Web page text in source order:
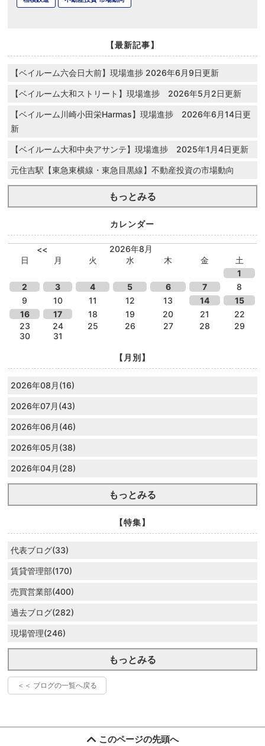
【最新記事】
【ベイルーム六会日大前】現場進捗 2026年6月9日更新
【ベイルーム大和ストリート】現場進捗 2026年5月2日更新
【ベイルーム川崎小田栄Harmas】現場進捗 2026年6月14日更
新
【ベイルーム大和中央アサンテ】現場進捗 2025年1月4日更新
元住吉駅【東急東横線・東急目黒線】不動産投資の市場動向
もっとみる
カレンダー
<<
2026年8月
日
月 火 水 木 金
土
1
2
3 4 5 6 7
8
9
10 11 12 13 14
15
16
17 18 19 20 21
22
23
24 25 26 27 28
29
30
31
【月別】
2026年08月(16)
2026年07月(43)
2026年06月(46)
2026年05月(38)
2026年04月(28)
もっとみる
【特集】
代表ブログ(33)
賃貸管理部(170)
売買営業部(400)
過去ブログ(282)
現場管理(246)
もっとみる
＜＜ ブログの一覧へ戻る
このページの先頭へ